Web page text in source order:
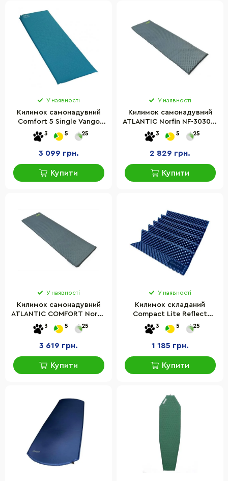
У наявності
Килимок самонадувний
Comfort 5 Single Vango
929162 Bondi Blue
(SMQCOMFORB36A11)
3 5 25
3 099 грн.
Купити
У наявності
Килимок самонадувний
ATLANTIC Norfin NF-30302,
190х60х3,8 см
3 5 25
2 829 грн.
Купити
У наявності
Килимок самонадувний
ATLANTIC COMFORT Norfin
NF-30303, 198х63х5,0 см
3 5 25
3 619 грн.
Купити
У наявності
Килимок складаний
Compact Lite Reflect
Tramp UTRI-001-blue
3 5 25
1 185 грн.
Купити